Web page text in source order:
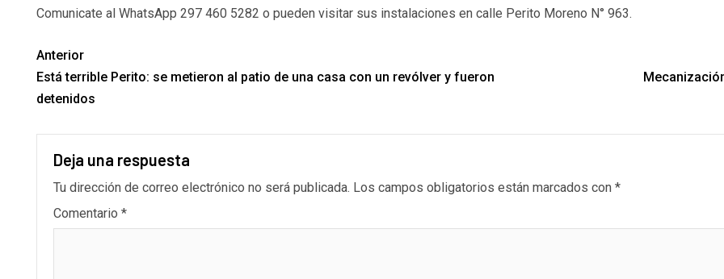
Comunicate al WhatsApp 297 460 5282 o pueden visitar sus instalaciones en calle Perito Moreno N° 963.
Anterior
Está terrible Perito: se metieron al patio de una casa con un revólver y fueron
detenidos
Deja una respuesta
Tu dirección de correo electrónico no será publicada. Los campos obligatorios están marcados con *
Comentario *